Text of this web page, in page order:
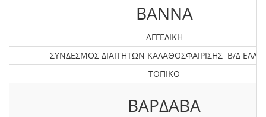
ΒΑΝΝΑ
ΑΓΓΕΛΙΚΗ
ΣΥΝΔΕΣΜΟΣ ΔΙΑΙΤΗΤΩΝ ΚΑΛΑΘΟΣΦΑΙΡΙΣΗΣ Β/Δ
ΤΟΠΙΚΟ
ΒΑΡΔΑΒΑ